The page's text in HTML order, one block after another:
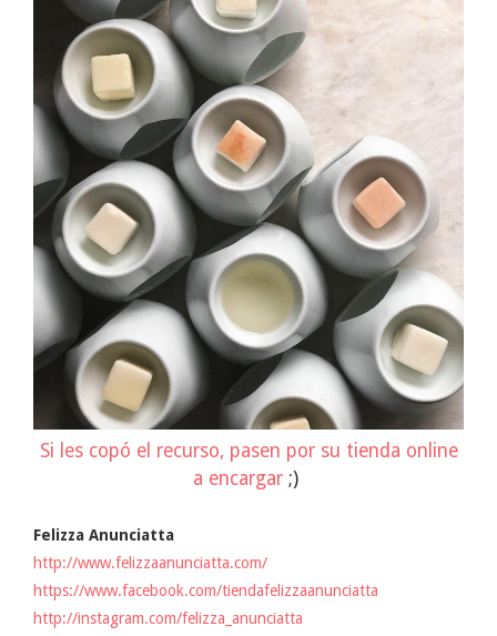
Si les copó el recurso, pasen por su tienda online
a encargar ;)
Felizza Anunciatta
http://www.felizzaanunciatta.com/
https://www.facebook.com/tiendafelizzaanunciatta
http://instagram.com/felizza_anunciatta